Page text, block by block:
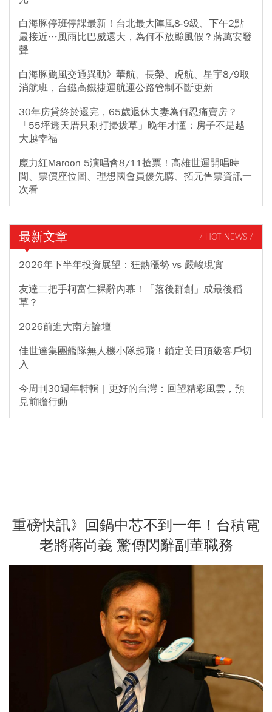
白海豚停班停課最新！台北最大陣風8-9級、下午2點
最接近…風雨比巴威還大，為何不放颱風假？蔣萬安發
聲
白海豚颱風交通異動》華航、長榮、虎航、星宇8/9取
消航班，台鐵高鐵捷運航運公路管制不斷更新
30年房貸終於還完，65歲退休夫妻為何忍痛賣房？
「55坪透天厝只剩打掃拔草」晚年才懂：房子不是越
大越幸福
魔力紅Maroon 5演唱會8/11搶票！高雄世運開唱時
間、票價座位圖、理想國會員優先購、拓元售票資訊一
次看
最新文章 / HOT NEWS /
2026年下半年投資展望：狂熱漲勢 vs 嚴峻現實
友達二把手柯富仁裸辭內幕！「落後群創」成最後稻
草？
2026前進大南方論壇
佳世達集團艦隊無人機小隊起飛！鎖定美日頂級客戶切
入
今周刊30週年特輯｜更好的台灣：回望精彩風雲，預
見前瞻行動
重磅快訊》回鍋中芯不到一年！台積電
老將蔣尚義 驚傳閃辭副董職務